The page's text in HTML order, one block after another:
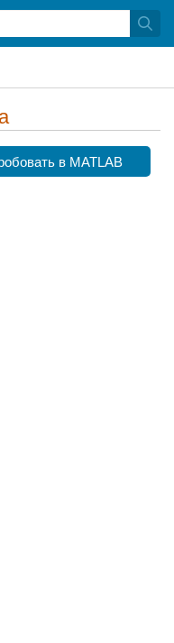
в MATLAB